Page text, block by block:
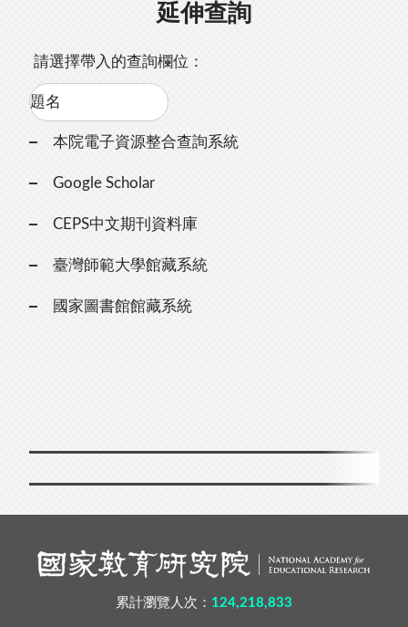
延伸查詢
請選擇帶入的查詢欄位：
本院電子資源整合查詢系統
Google Scholar
CEPS中文期刊資料庫
臺灣師範大學館藏系統
國家圖書館館藏系統
累計瀏覽人次： 124,218,833